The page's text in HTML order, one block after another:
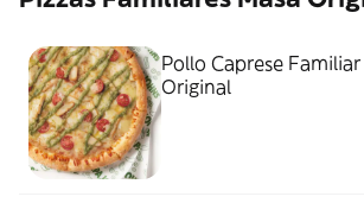
Pollo Caprese Familiar
Original